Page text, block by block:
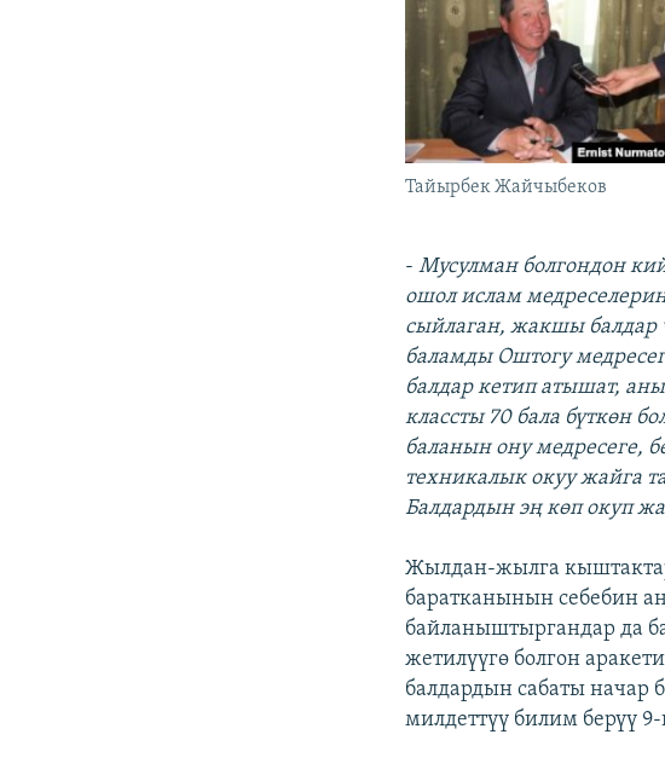
Тайырбек Жайчыбеков
-Мусулман болгондон
ошол ислам
сыйлаган, жакшы балдар
баламды Оштогу
балдар кетип атышат,
классты 70 бала бүткөн
баланын ону медресеге,
техникалык окуу жайга
Балдардын эң көп окуп
Жылдан-жылга
баратканынын себебин
байланыштыргандар да
жетилүүгө болгон
балдардын сабаты
милдеттүү билим берүү